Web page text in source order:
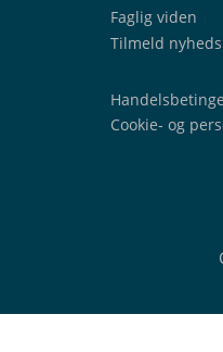
Faglig viden
Tilmeld
Cookie- og